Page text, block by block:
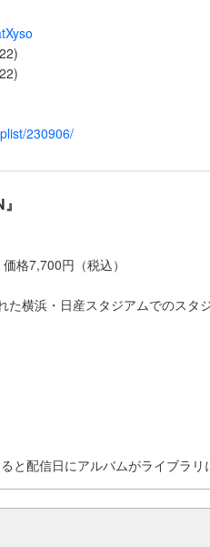
230906/
格7,700円（税込）
横浜・日産スタジアムでのスタ
と配信日にアルバムがライブラリ